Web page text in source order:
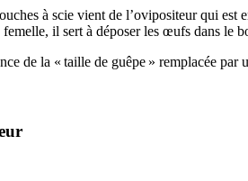
à scie vient de l’ovipositeur qui est
femelle, il sert à déposer les œufs dans le
de la « taille de guêpe » remplacée par